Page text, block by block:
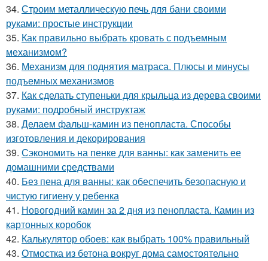
34. Строим металлическую печь для бани своими
руками: простые инструкции
35. Как правильно выбрать кровать с подъемным
механизмом?
36. Механизм для поднятия матраса. Плюсы и минусы
подъемных механизмов
37. Как сделать ступеньки для крыльца из дерева своими
руками: подробный инструктаж
38. Делаем фальш-камин из пенопласта. Способы
изготовления и декорирования
39. Сэкономить на пенке для ванны: как заменить ее
домашними средствами
40. Без пена для ванны: как обеспечить безопасную и
чистую гигиену у ребенка
41. Новогодний камин за 2 дня из пенопласта. Камин из
картонных коробок
42. Калькулятор обоев: как выбрать 100% правильный
43. Отмостка из бетона вокруг дома самостоятельно